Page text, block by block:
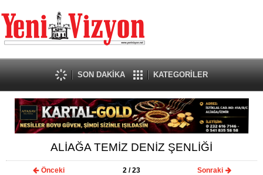
SON DAKİKA KATEGORİLER
ALİAĞA TEMİZ DENİZ ŞENLİĞİ
Önceki 2/ 23 Sonraki